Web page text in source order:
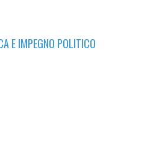
E IMPEGNO POLITICO